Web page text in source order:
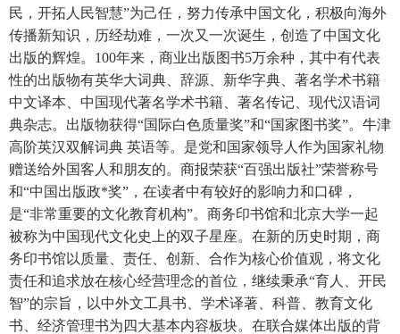
民，开拓人民智慧”为己任，努力传承中国文化，积极向海外
传播新知识，历经劫难，一次又一次诞生，创造了中国文化
出版的辉煌。100年来，商业出版图书5万余种，其中有代表
性的出版物有英华大词典、辞源、新华字典、著名学术书籍
中文译本、中国现代著名学术书籍、著名传记、现代汉语词
典杂志。出版物获得“国际白色质量奖”和“国家图书奖”。牛津
高阶英汉双解词典 英语等。是党和国家领导人作为国家礼物
赠送给外国客人和朋友的。商报荣获“百强出版社”荣誉称号
和“中国出版政*奖”，在读者中有较好的影响力和口碑，
是“非常重要的文化教育机构”。商务印书馆和北京大学一起
被称为中国现代文化史上的双子星座。在新的历史时期，商
务印书馆以质量、责任、创新、合作为核心价值观，将文化
责任和追求放在核心经营理念的首位，继续秉承“育人、开民
智”的宗旨，以中外文工具书、学术译著、科普、教育文化
书、经济管理书为四大基本内容板块。在联合媒体出版的背